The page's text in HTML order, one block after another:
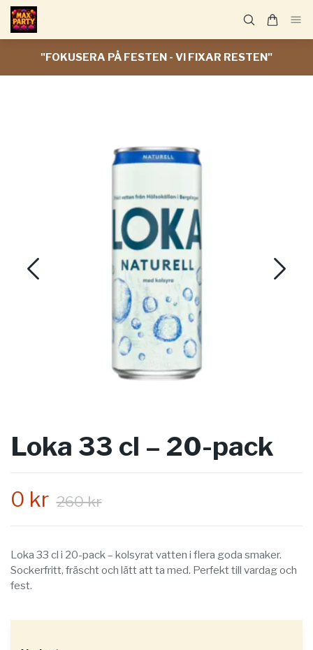
"FOKUSERA PÅ FESTEN - VI FIXAR RESTEN"
Loka 33 cl – 20-pack
0 kr 260 kr
Loka 33 cl i 20-pack – kolsyrat vatten i flera goda smaker.
Sockerfritt, fräscht och lätt att ta med. Perfekt till vardag och
fest.